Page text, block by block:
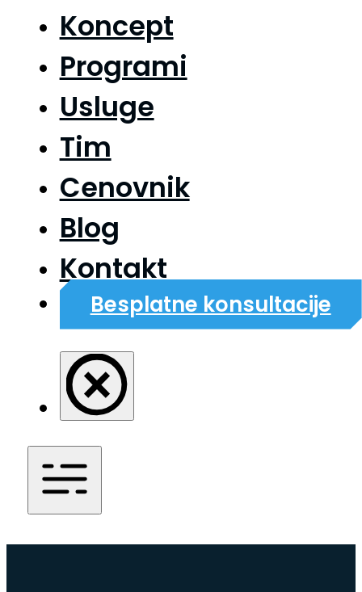
Koncept
Programi
Usluge
Tim
Cenovnik
Blog
Kontakt
Besplatne konsultacije